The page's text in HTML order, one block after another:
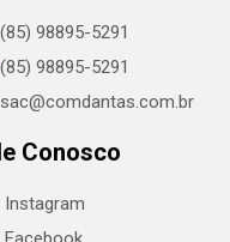
(85) 98895-5291
(85) 98895-5291
sac@comdantas.com.br
Conosco
Instagram